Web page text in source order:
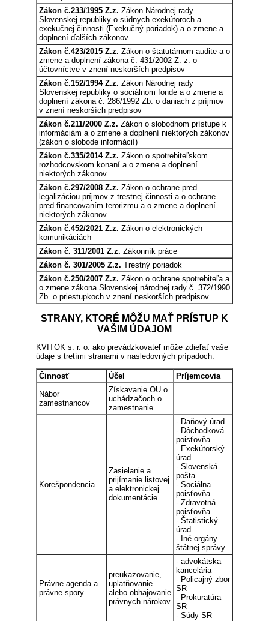
Zákon č.233/1995 Z.z. Zákon Národnej rady
Slovenskej republiky o súdnych exekútoroch a
exekučnej činnosti (Exekučný poriadok) a o zmene a
doplnení ďalších zákonov
Zákon č.423/2015 Z.z. Zákon o štatutárnom audite a o
zmene a doplnení zákona č. 431/2002 Z. z. o
účtovníctve v znení neskorších predpisov
Zákon č.152/1994 Z.z. Zákon Národnej rady
Slovenskej republiky o sociálnom fonde a o zmene a
doplnení zákona č. 286/1992 Zb. o daniach z príjmov
v znení neskorších predpisov
Zákon č.211/2000 Z.z. Zákon o slobodnom prístupe k
informáciám a o zmene a doplnení niektorých zákonov
(zákon o slobode informácií)
Zákon č.335/2014 Z.z. Zákon o spotrebiteľskom
rozhodcovskom konaní a o zmene a doplnení
niektorých zákonov
Zákon č.297/2008 Z.z. Zákon o ochrane pred
legalizáciou príjmov z trestnej činnosti a o ochrane
pred financovaním terorizmu a o zmene a doplnení
niektorých zákonov
Zákon č.452/2021 Z.z. Zákon o elektronických
komunikáciách
Zákon č. 311/2001 Z.z. Zákonník práce
Zákon č. 301/2005 Z.z. Trestný poriadok
Zákon č.250/2007 Z.z. Zákon o ochrane spotrebiteľa a
o zmene zákona Slovenskej národnej rady č. 372/1990
Zb. o priestupkoch v znení neskorších predpisov
STRANY, KTORÉ MÔŽU MAŤ PRÍSTUP K
VAŠIM ÚDAJOM
KVITOK s. r. o. ako prevádzkovateľ môže zdieľať vaše
údaje s tretími stranami v nasledovných prípadoch:
Činnosť Účel
Príjemcovia
Nábor
zamestnancov
Získavanie OU o
uchádzačoch o
zamestnanie
Korešpondencia
Zasielanie a
prijímanie listovej
a elektronickej
dokumentácie
- Daňový úrad
- Dôchodková
poisťovňa
- Exekútorský
úrad
- Slovenská
pošta
- Sociálna
poisťovňa
- Zdravotná
poisťovňa
- Štatistický
úrad
- Iné orgány
štátnej správy
Právne agenda a
právne spory
preukazovanie,
uplatňovanie
alebo obhajovanie
právnych nárokov
- advokátska
kancelária
- Policajný zbor
SR
- Prokuratúra
SR
- Súdy SR